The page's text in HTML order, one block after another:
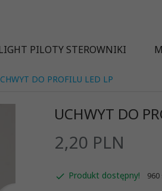
PILOTY STEROWNIKI
DO PROFILU LED LP
UCHWYT DO
2,20 PLN
Produkt dostępny! 960